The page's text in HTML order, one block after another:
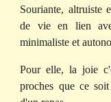
Souriante, altruiste
de vie en lien
minimaliste et
Pour elle, la joie
proches que ce